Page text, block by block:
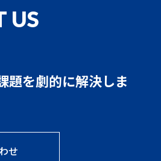
US
題を劇的に解決しま
せ